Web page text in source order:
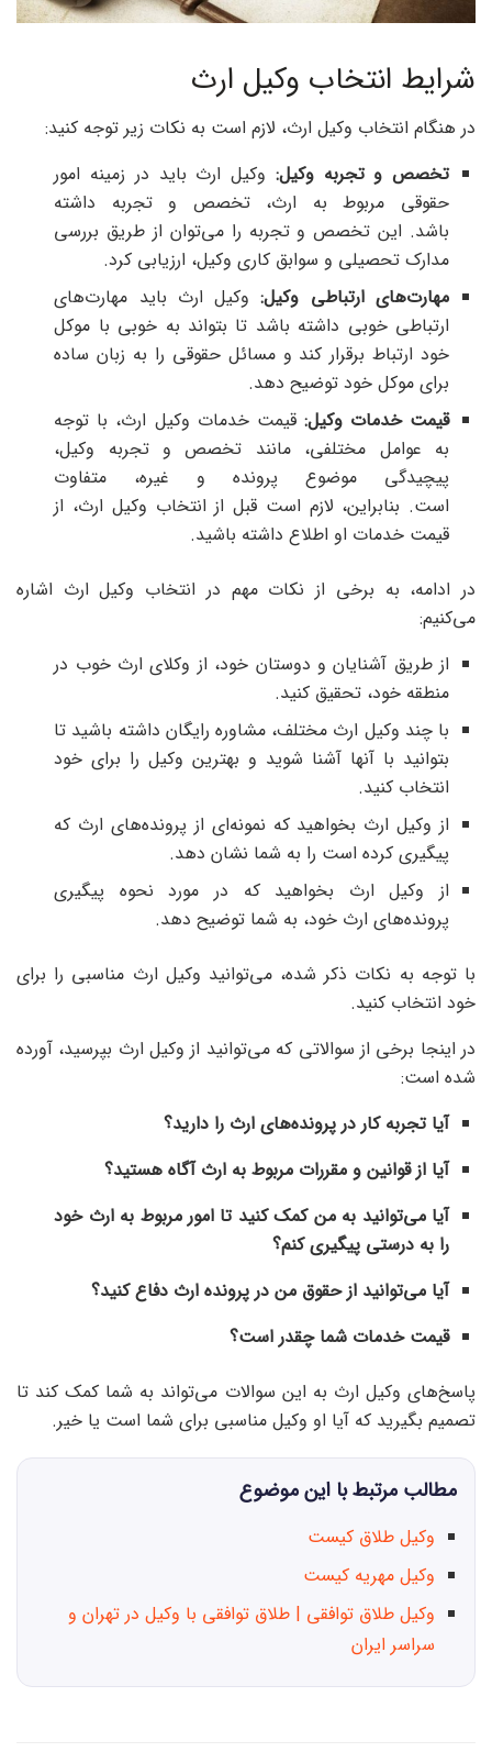
شرایط انتخاب وکیل ارث
در هنگام انتخاب وکیل ارث، لازم است به نکات زیر توجه کنید:
تخصص و تجربه وکیل: وکیل ارث باید در زمینه امور
حقوقی مربوط به ارث، تخصص و تجربه داشته
باشد. این تخصص و تجربه را می‌توان از طریق بررسی
مدارک تحصیلی و سوابق کاری وکیل، ارزیابی کرد.
مهارت‌های ارتباطی وکیل:وکیل ارث باید مهارت‌های
ارتباطی خوبی داشته باشد تا بتواند به خوبی با موکل
خود ارتباط برقرار کند و مسائل حقوقی را به زبان ساده
برای موکل خود توضیح دهد.
قیمت خدمات وکیل: قیمت خدمات وکیل ارث، با توجه
به عوامل مختلفی، مانند تخصص و تجربه وکیل،
پیچیدگی موضوع پرونده و غیره، متفاوت
است. بنابراین، لازم است قبل از انتخاب وکیل ارث، از
قیمت خدمات او اطلاع داشته باشید.
در ادامه، به برخی از نکات مهم در انتخاب وکیل ارث اشاره
می‌کنیم:
از طریق آشنایان و دوستان خود، از وکلای ارث خوب در
منطقه خود، تحقیق کنید.
با چند وکیل ارث مختلف، مشاوره رایگان داشته باشید تا
بتوانید با آنها آشنا شوید و بهترین وکیل را برای خود
انتخاب کنید.
از وکیل ارث بخواهید که نمونه‌ای از پرونده‌های ارث که
پیگیری کرده است را به شما نشان دهد.
از وکیل ارث بخواهید که در مورد نحوه پیگیری
پرونده‌های ارث خود، به شما توضیح دهد.
با توجه به نکات ذکر شده، می‌توانید وکیل ارث مناسبی را برای
خود انتخاب کنید.
در اینجا برخی از سوالاتی که می‌توانید از وکیل ارث بپرسید، آورده
شده است:
آیا تجربه کار در پرونده‌های ارث را دارید؟
آیا از قوانین و مقررات مربوط به ارث آگاه هستید؟
آیا می‌توانید به من کمک کنید تا امور مربوط به ارث خود
را به درستی پیگیری کنم؟
آیا می‌توانید از حقوق من در پرونده ارث دفاع کنید؟
قیمت خدمات شما چقدر است؟
پاسخ‌های وکیل ارث به این سوالات می‌تواند به شما کمک کند تا
تصمیم بگیرید که آیا او وکیل مناسبی برای شما است یا خیر.
مطالب مرتبط با این موضوع
وکیل طلاق کیست
وکیل مهریه کیست
وکیل طلاق توافقی | طلاق توافقی با وکیل در تهران و
سراسر ایران